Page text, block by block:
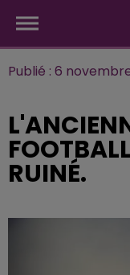
Publié : 6
RUINÉ.